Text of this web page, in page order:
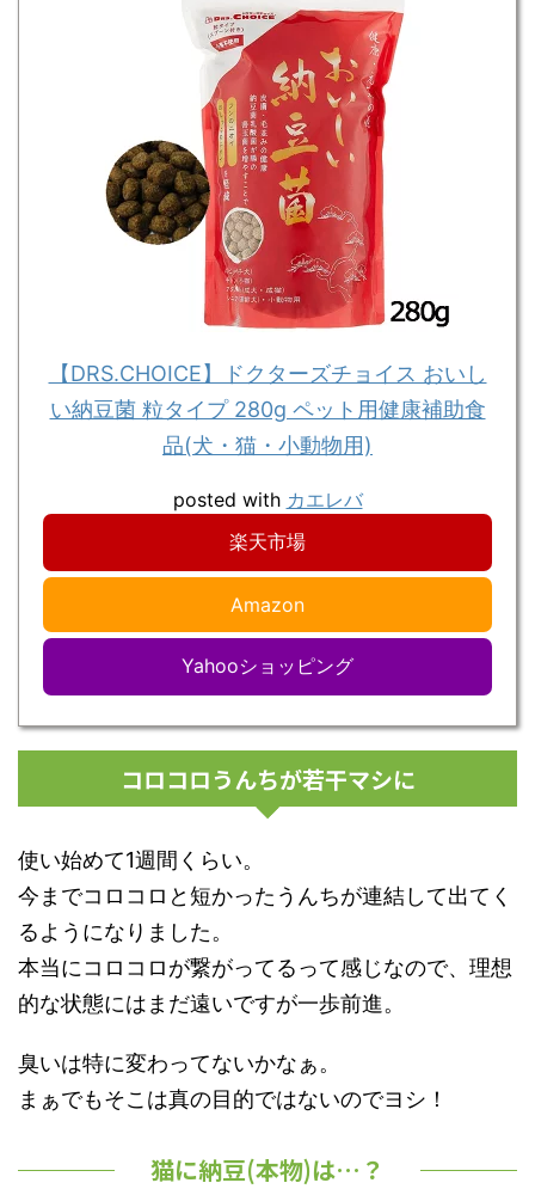
【DRS.CHOICE】ドクターズチョイス おいし
い納豆菌 粒タイプ 280g ペット用健康補助食
品(犬・猫・小動物用)
posted with カエレバ
楽天市場
Amazon
Yahooショッピング
コロコロうんちが若干マシに
使い始めて1週間くらい。
今までコロコロと短かったうんちが連結して出てく
るようになりました。
本当にコロコロが繋がってるって感じなので、理想
的な状態にはまだ遠いですが一歩前進。
臭いは特に変わってないかなぁ。
まぁでもそこは真の目的ではないのでヨシ！
猫に納豆(本物)は…？